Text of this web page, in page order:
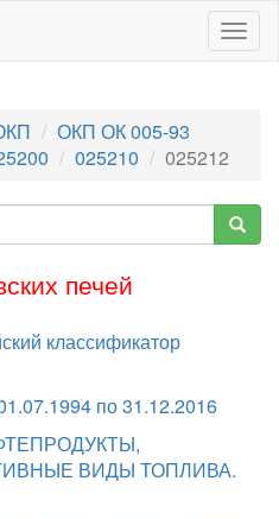
ОКП ОК 005-93
025210 025212
печей
классификатор
по 31.12.2016
ВИДЫ ТОПЛИВА.